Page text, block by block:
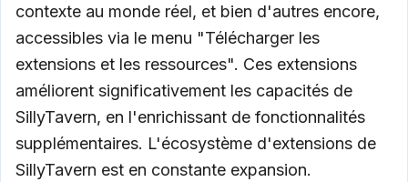
contexte au monde réel, et bien d'autres encore,
accessibles via le menu "Télécharger les
extensions et les ressources". Ces extensions
améliorent significativement les capacités de
SillyTavern, en l'enrichissant de fonctionnalités
supplémentaires. L'écosystème d'extensions de
SillyTavern est en constante expansion.